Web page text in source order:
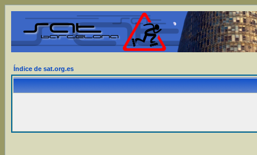
Índice de sat.org.es